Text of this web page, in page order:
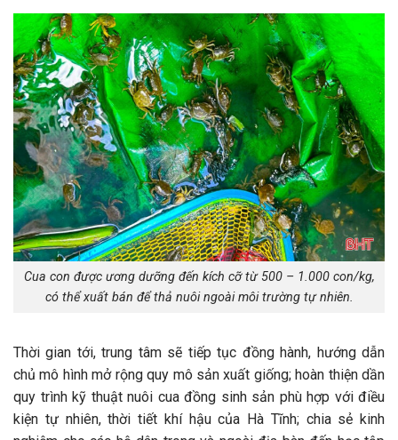
Cua con được ương dưỡng đến kích cỡ từ 500 – 1.000 con/kg,
có thể xuất bán để thả nuôi ngoài môi trường tự nhiên.
Thời gian tới, trung tâm sẽ tiếp tục đồng hành, hướng dẫn
chủ mô hình mở rộng quy mô sản xuất giống; hoàn thiện dần
quy trình kỹ thuật nuôi cua đồng sinh sản phù hợp với điều
kiện tự nhiên, thời tiết khí hậu của Hà Tĩnh; chia sẻ kinh